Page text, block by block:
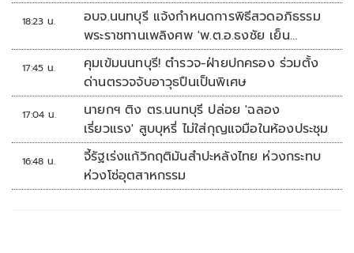
18:23 น.
อบจ.นนทบุรี แจ้งกำหนดการพิธีสวดอภิธรรม
พระราชทานเพลิงศพ 'พ.ต.อ.ธงชัย เย็น
ประเสริฐ'
17:45 น.
คุมเข้มนนทบุรี! ตำรวจ-ฝ่ายปกครอง ร่วมตั้ง
ด่านตรวจจับอาวุธปืนเป็นพิเศษ
17:04 น.
นายกฯ ติง ตร.นนทบุรี ปล่อย 'ฉลอง
เรี่ยวแรง' สูบบุหรี่ ไม่ใส่กุญแจมือในห้องประชุม
16:48 น.
จี้รัฐเร่งแก้วิกฤติมันสำปะหลังไทย ห่วงกระทบ
ห่วงโซ่อุตสาหกรรม